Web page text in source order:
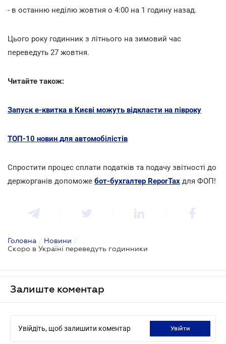
- в останню неділю жовтня о 4:00 на 1 годину назад.
Цього року годинник з літнього на зимовий час
переведуть 27 жовтня.
Читайте також:
Запуск e-квитка в Києві можуть відкласти на півроку
ТОП-10 новин для автомобілістів
Спростити процес сплати податків та подачу звітності до
держорганів допоможе бот-бухгалтер ReporTax для ФОП!
Головна / Новини /
Скоро в Україні переведуть годинники
Залиште коментар
Увійдіть, щоб залишити коментар увійти